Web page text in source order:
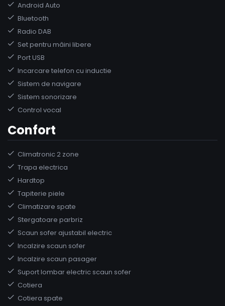
Android Auto
Bluetooth
Radio DAB
Set pentru mâini libere
Port USB
Incarcare telefon cu inductie
Sistem de navigare
Sistem sonorizare
Control vocal
Confort
Climatronic 2 zone
Trapa electrica
Hardtop
Tapiterie piele
Climatizare spate
Stergatoare parbriz
Scaun sofer ajustabil electric
Incalzire scaun sofer
Incalzire scaun pasager
Suport lombar electric scaun sofer
Cotiera
Cotiera spate